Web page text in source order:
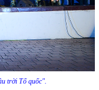
trời Tổ quốc".